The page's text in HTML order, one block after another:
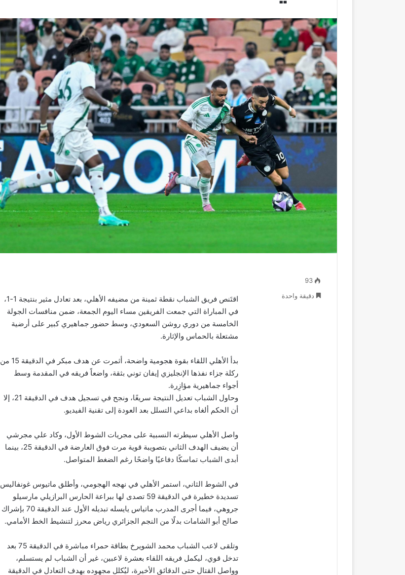
اقتَنص فريق الشباب نقطة ثمينة من مضيفه الأهلي، بعد تعادل مثير بنتيجة 1-1،
في المباراة التي جمعت الفريقين مساء اليوم الجمعة، ضمن منافسات الجولة
الخامسة من دوري روشن السعودي، وسط حضور جماهيري كبير على أرضية
مشتعلة بالحماس والإثارة.
بدأ الأهلي اللقاء بقوة هجومية واضحة، أثمرت عن هدف مبكر في الدقيقة 15 من
ركلة جزاء نفذها الإنجليزي إيفان توني بثقة، واضعاً فريقه في المقدمة وسط
أجواء جماهيرية مؤازِرة.
وحاول الشباب تعديل النتيجة سريعًا، ونجح في تسجيل هدف في الدقيقة 21، إلا
أن الحكم ألغاه بداعي التسلل بعد العودة إلى تقنية الفيديو.
واصل الأهلي سيطرته النسبية على مجريات الشوط الأول، وكاد علي مجرشي
أن يضيف الهدف الثاني بتصويبة قوية مرت فوق العارضة في الدقيقة 25، بينما
أبدى الشباب تماسكًا دفاعيًا واضحًا رغم الضغط المتواصل.
في الشوط الثاني، استمر الأهلي في نهجه الهجومي، وأطلق ماتيوس غونفاليس
تسديدة خطيرة في الدقيقة 59 تصدى لها ببراعة الحارس البرازيلي مارسيلو
جروهي، فيما أجرى المدرب ماتياس يايسله تبديله الأول عند الدقيقة 70 بإشراك
صالح أبو الشامات بدلًا من النجم الجزائري رياض محرز لتنشيط الخط الأمامي.
وتلقى لاعب الشباب محمد الشويرخ بطاقة حمراء مباشرة في الدقيقة 75 بعد
تدخل قوي، ليكمل فريقه اللقاء بعشرة لاعبين، غير أن الشباب لم يستسلم،
وواصل القتال حتى الدقائق الأخيرة، ليُكلل مجهوده بهدف التعادل في الدقيقة
93
دقيقة واحدة